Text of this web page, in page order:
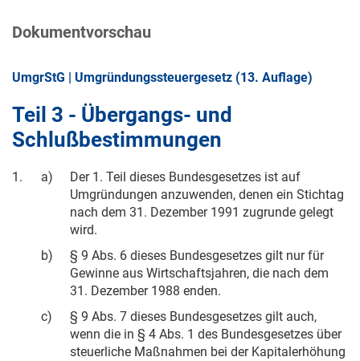
Dokumentvorschau
UmgrStG | Umgründungssteuergesetz (13. Auflage)
Teil 3 - Übergangs- und
Schlußbestimmungen
1. a)
Der 1. Teil dieses Bundesgesetzes ist auf
Umgründungen anzuwenden, denen ein Stichtag
nach dem 31. Dezember 1991 zugrunde gelegt
wird.
b)
§ 9 Abs. 6 dieses Bundesgesetzes gilt nur für
Gewinne aus Wirtschaftsjahren, die nach dem
31. Dezember 1988 enden.
c)
§ 9 Abs. 7 dieses Bundesgesetzes gilt auch,
wenn die in § 4 Abs. 1 des Bundesgesetzes über
steuerliche Maßnahmen bei der Kapitalerhöhung